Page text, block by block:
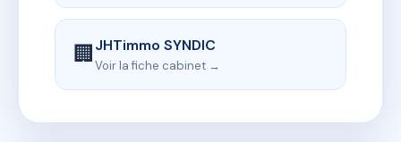
🏢JHTimmo SYNDIC
Voir la fiche cabinet →